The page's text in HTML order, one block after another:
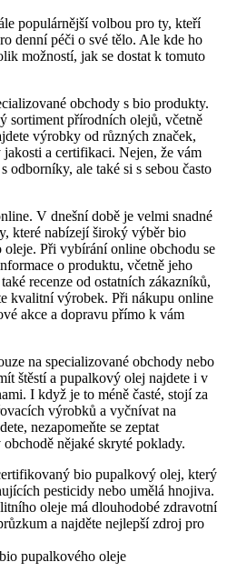
populárnější volbou pro ty, ‌kteří
denní péči o ‍své ‍tělo.⁤ Ale kde ho​
⁣možností, jak⁣ se ‌dostat k tomuto
obchody s ‌bio​ produkty.
sortiment přírodních⁢ olejů, včetně
výrobky od‍ různých značek,
a certifikaci. Nejen, že vám
odborníky, ale také si s sebou často
V dnešní době ‌je velmi snadné
které‌ nabízejí široký výběr bio
Při vybírání ⁤online ⁣obchodu se
o produktu, včetně ‌jeho
recenze od ostatních zákazníků,⁤
kvalitní výrobek. Při nákupu online
akce a dopravu přímo k vám
na specializované​ obchody nebo​
štěstí a⁣ pupalkový olej​ najdete i v
I když je to ‌méně​ časté, stojí ​za
výrobků a vyčnívat na
nezapomeňte se zeptat​
nějaké skryté poklady.
bio pupalkový olej, který
pesticidy‌ nebo umělá hnojiva.
oleje má dlouhodobé zdravotní
a najděte nejlepší zdroj⁤ pro